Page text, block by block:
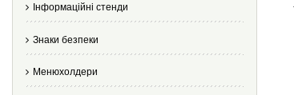
Інформаційні стенди
Знаки безпеки
Менюхолдери